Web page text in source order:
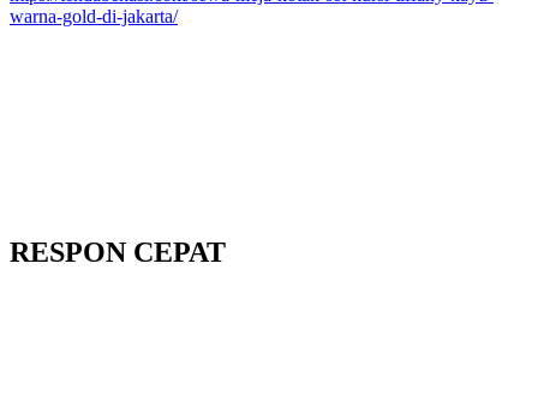
warna-gold-di-jakarta/
RESPON CEPAT